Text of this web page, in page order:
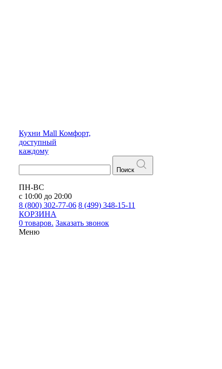
Кухни Mall Комфорт,
доступный
каждому
Поиск
ПН-ВС
с 10:00 до 20:00
8 (800) 302-77-06 8 (499) 348-15-11
КОРЗИНА
0 товаров. Заказать звонок
Меню